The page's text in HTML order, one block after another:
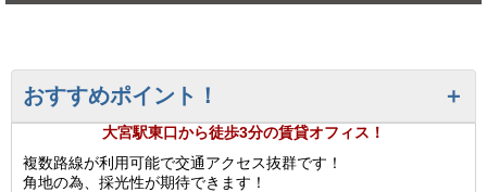
おすすめポイント！
大宮駅東口から徒歩3分の賃貸オフィス！
複数路線が利用可能で交通アクセス抜群です！
角地の為、採光性が期待できます！